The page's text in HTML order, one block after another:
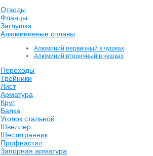
Отводы
Фланцы
Заглушки
Алюминиевые сплавы
Алюминий первичный в чушках
Алюминий вторичный в чушках
Переходы
Тройники
Лист
Арматура
Круг
Балка
Уголок стальной
Швеллер
Шестигранник
Профнастил
Запорная арматура